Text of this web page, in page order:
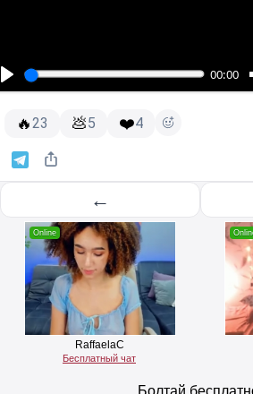
00:00
🔥23 💩5 ❤️4
←